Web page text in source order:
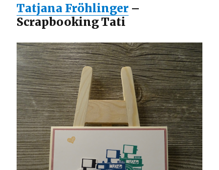
Tatjana Fröhlinger –
Scrapbooking Tati